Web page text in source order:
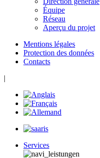
Équipe
Réseau
Aperçu du projet
Mentions légales
Protection des données
Contacts
|
Services